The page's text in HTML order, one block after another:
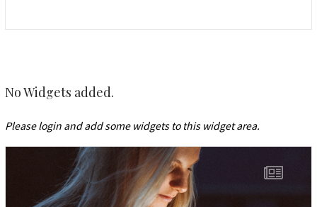
No Widgets added.
Please login and add some widgets to this widget area.